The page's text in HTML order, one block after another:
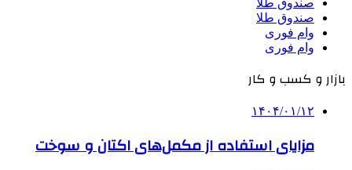
صندوق طلا
وام فوری
وام فوری
بازار و کسب و کار
۱۴۰۴/۰۱/۱۲
مزایای استفاده از مکمل‌های اکتان و سوخت